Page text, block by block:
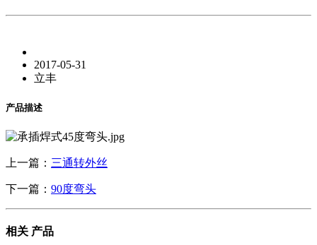
2017-05-31
立丰
产品描述
上一篇： 三通转外丝
下一篇： 90度弯头
相关 产品